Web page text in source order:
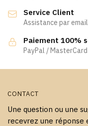
Service Client
Assistance par
Paiement 100%
PayPal /
CONTACT
Une question ou une
recevrez une réponse